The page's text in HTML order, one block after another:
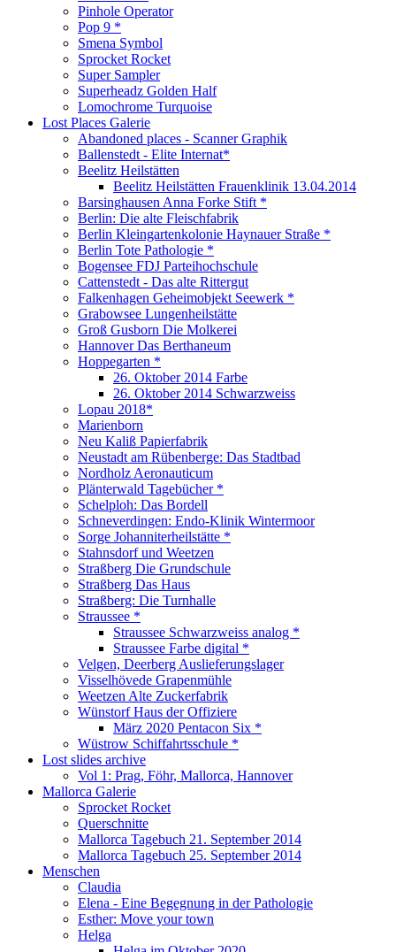
Pinhole Operator
Pop 9 *
Smena Symbol
Sprocket Rocket
Super Sampler
Superheadz Golden Half
Lomochrome Turquoise
Lost Places Galerie
Abandoned places - Scanner Graphik
Ballenstedt - Elite Internat*
Beelitz Heilstätten
Beelitz Heilstätten Frauenklinik 13.04.2014
Barsinghausen Anna Forke Stift *
Berlin: Die alte Fleischfabrik
Berlin Kleingartenkolonie Haynauer Straße *
Berlin Tote Pathologie *
Bogensee FDJ Parteihochschule
Cattenstedt - Das alte Rittergut
Falkenhagen Geheimobjekt Seewerk *
Grabowsee Lungenheilstätte
Groß Gusborn Die Molkerei
Hannover Das Berthaneum
Hoppegarten *
26. Oktober 2014 Farbe
26. Oktober 2014 Schwarzweiss
Lopau 2018*
Marienborn
Neu Kaliß Papierfabrik
Neustadt am Rübenberge: Das Stadtbad
Nordholz Aeronauticum
Plänterwald Tagebücher *
Schelploh: Das Bordell
Schneverdingen: Endo-Klinik Wintermoor
Sorge Johanniterheilstätte *
Stahnsdorf und Weetzen
Straßberg Die Grundschule
Straßberg Das Haus
Straßberg: Die Turnhalle
Straussee *
Straussee Schwarzweiss analog *
Straussee Farbe digital *
Velgen, Deerberg Auslieferungslager
Visselhövede Grapenmühle
Weetzen Alte Zuckerfabrik
Wünstorf Haus der Offiziere
März 2020 Pentacon Six *
Wüstrow Schiffahrtsschule *
Lost slides archive
Vol 1: Prag, Föhr, Mallorca, Hannover
Mallorca Galerie
Sprocket Rocket
Querschnitte
Mallorca Tagebuch 21. September 2014
Mallorca Tagebuch 25. September 2014
Menschen
Claudia
Elena - Eine Begegnung in der Pathologie
Esther: Move your town
Helga